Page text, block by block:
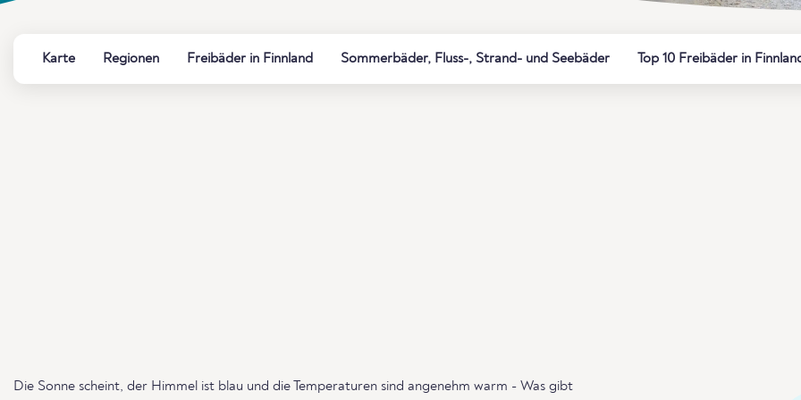
Karte Regionen Freibäder in Finnland Sommerbäder, Fluss-, Strand- und Seebäder Top 10 Freibäder in
Die Sonne scheint, der Himmel ist blau und die Temperaturen sind angenehm warm - Was gibt